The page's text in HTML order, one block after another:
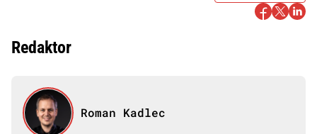
Redaktor
Roman Kadlec